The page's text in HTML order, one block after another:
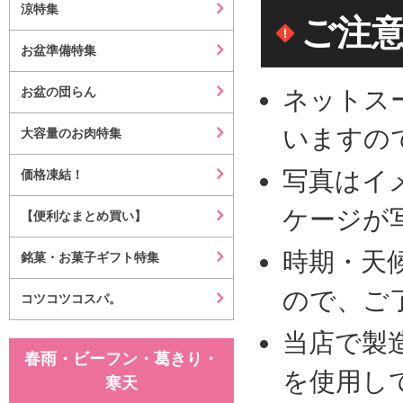
涼特集
お盆準備特集
お盆の団らん
大容量のお肉特集
価格凍結！
【便利なまとめ買い】
銘菓・お菓子ギフト特集
コツコツコスパ。
春雨・ビーフン・葛きり・
寒天
ご注
ネットス
いますの
写真はイ
ケージが
時期・天
ので、ご
当店で製
を使用し